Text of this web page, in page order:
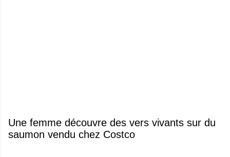
Une femme découvre des vers vivants sur du
saumon vendu chez Costco